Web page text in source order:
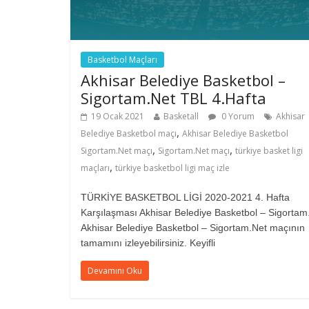
Basketbol Maçları
Akhisar Belediye Basketbol –
Sigortam.Net TBL 4.Hafta
19 Ocak 2021 Basketall 0 Yorum
Akhisar
Belediye Basketbol maçı, Akhisar Belediye Basketbol
Sigortam.Net maçı, Sigortam.Net maçı, türkiye basket ligi
maçları, türkiye basketbol ligi maç izle
TÜRKİYE BASKETBOL LİGİ 2020-2021 4. Hafta
Karşılaşması Akhisar Belediye Basketbol –
Akhisar Belediye Basketbol – Sigortam.Net maçının
tamamını izleyebilirsiniz. Keyifli
Devamını Oku